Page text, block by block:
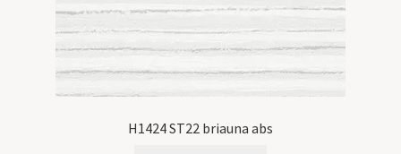
H1424 ST22 briauna abs